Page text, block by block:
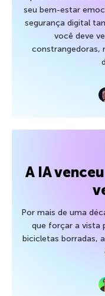
seu bem-estar
segurança digital
você deve
constrangedoras,
A IA
Por mais de uma
que forçar a vista
bicicletas borradas,